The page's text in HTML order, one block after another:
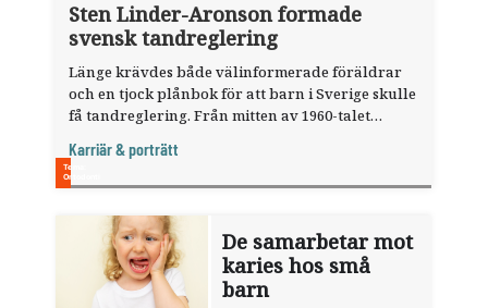
Sten Linder-Aronson formade
svensk tandreglering
Länge krävdes både välinformerade föräldrar
och en tjock plånbok för att barn i Sverige skulle
få tandreglering. Från mitten av 1960-talet
var begränsade. Sten ­Linder-Aronson tog fram
den bedömningsmodell som fortfarande präglar
Sverige.
Karriär & porträtt
De samarbetar mot
karies hos små
barn